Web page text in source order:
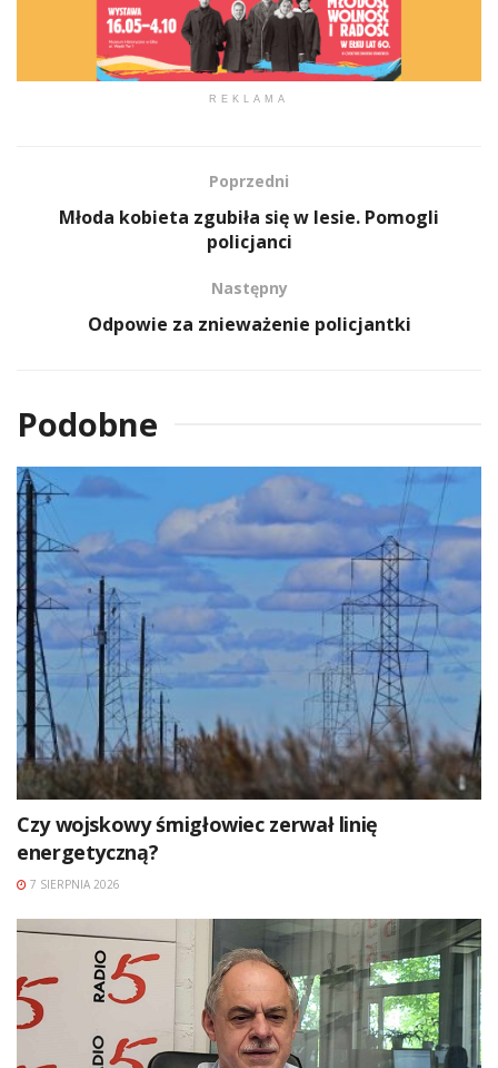
REKLAMA
Poprzedni
Młoda kobieta zgubiła się w lesie. Pomogli
policjanci
Następny
Odpowie za znieważenie policjantki
Podobne
Czy wojskowy śmigłowiec zerwał linię
energetyczną?
7 SIERPNIA 2026